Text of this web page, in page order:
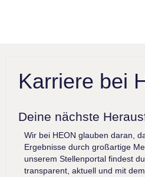
Karriere bei
Deine nächste
Wir bei HEON glauben daran,
Ergebnisse durch großartige
unserem Stellenportal findest
transparent, aktuell und mit